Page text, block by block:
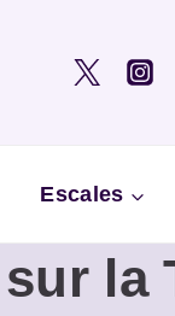
Escales
la